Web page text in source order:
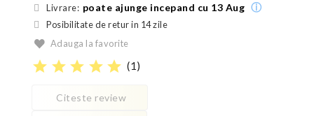
Livrare: poate ajunge incepand cu 13 Aug ⓘ
Posibilitate de retur in 14 zile
Adauga la favorite
star star star star star (1)
Citeste review